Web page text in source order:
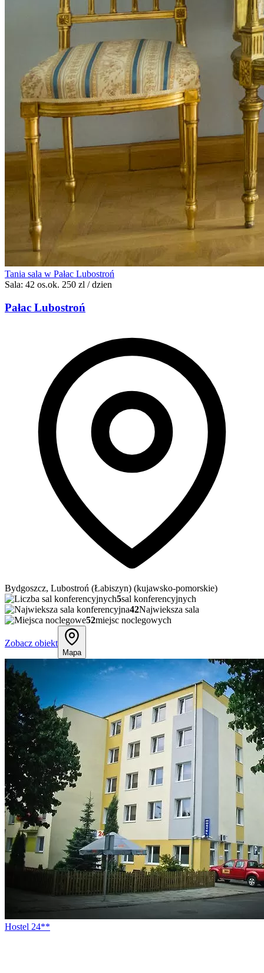
Tania sala w Pałac Lubostroń
Sala: 42 os.ok. 250 zl / dzien
Pałac Lubostroń
Bydgoszcz, Lubostroń (Łabiszyn) (kujawsko-pomorskie)
5sal konferencyjnych
42Najwieksza sala
52miejsc noclegowych
Zobacz obiekt
Mapa
Hostel 24**